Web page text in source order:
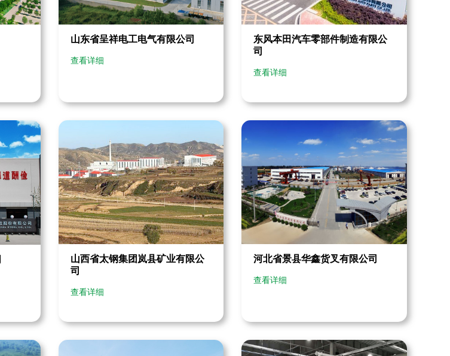
山东省呈祥电工电气有限公司
查看详细
东风本田汽车零部件制造有限公
司
查看详细
山西省太钢集团岚县矿业有限公
司
查看详细
河北省景县华鑫货叉有限公司
查看详细